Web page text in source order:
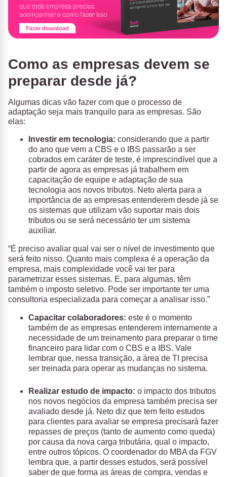
Como as empresas devem se
preparar desde já?
Algumas dicas vão fazer com que o processo de
adaptação seja mais tranquilo para as empresas. São
elas:
Investir em tecnologia: considerando que a partir
do ano que vem a CBS e o IBS passarão a ser
cobrados em caráter de teste, é imprescindível que a
partir de agora as empresas já trabalhem em
capacitação de equipe e adaptação de sua
tecnologia aos novos tributos. Neto alerta para a
importância de as empresas entenderem desde já se
os sistemas que utilizam vão suportar mais dois
tributos ou se será necessário ter um sistema
auxiliar.
“É preciso avaliar qual vai ser o nível de investimento que
será feito nisso. Quanto mais complexa é a operação da
empresa, mais complexidade você vai ter para
parametrizar esses sistemas. E, para algumas, têm
também o imposto seletivo. Pode ser importante ter uma
consultoria especializada para começar a analisar isso.”
Capacitar colaboradores: este é o momento
também de as empresas entenderem internamente a
necessidade de um treinamento para preparar o time
financeiro para lidar com o CBS e a IBS. Vale
lembrar que, nessa transição, a área de TI precisa
ser treinada para operar as mudanças no sistema.
Realizar estudo de impacto: o impacto dos tributos
nos novos negócios da empresa também precisa ser
avaliado desde já. Neto diz que tem feito estudos
para clientes para avaliar se empresa precisará fazer
repasses de preços (tanto de aumento como queda)
por causa da nova carga tributária, qual o impacto,
entre outros tópicos. O coordenador do MBA da FGV
lembra que, a partir desses estudos, será possível
saber de que forma as áreas de compra, vendas e